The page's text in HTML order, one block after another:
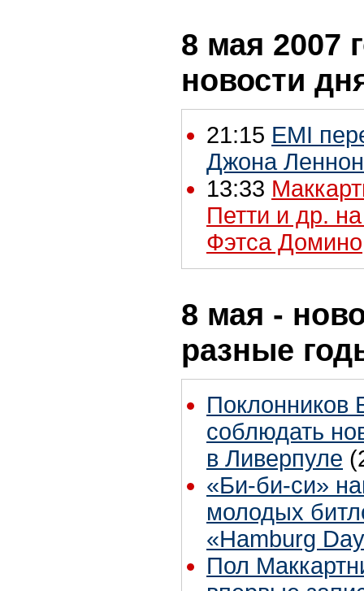
8 мая 2007
новости
21:15 EMI
Джона
13:33
Петти и др.
Фэтса Домино
8 мая -
разные
Поклонников
соблюдать
в Ливерпуле
«Би-би-си»
молодых
«Hamburg
Пол